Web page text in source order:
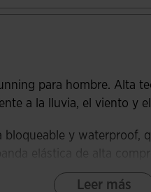
para hombre. Alta
a la lluvia, el viento y
bloqueable y waterproof,
elástica de alta
interior de ese bolsillo.
Leer más